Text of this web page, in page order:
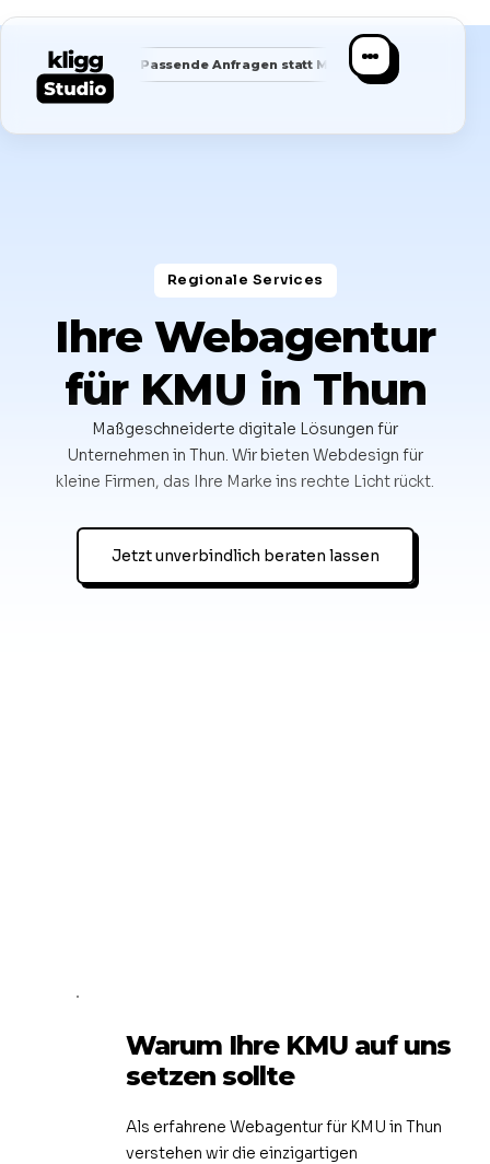
Passende Anfragen statt Masse ✦ Saubere Positionierung
Regionale Services​
Ihre Webagentur
für KMU in Thun
Maßgeschneiderte digitale Lösungen für
Unternehmen in Thun. Wir bieten Webdesign für
kleine Firmen, das Ihre Marke ins rechte Licht rückt.
Jetzt unverbindlich beraten lassen
Warum Ihre KMU auf uns
setzen sollte
Als erfahrene Webagentur für KMU in Thun
verstehen wir die einzigartigen